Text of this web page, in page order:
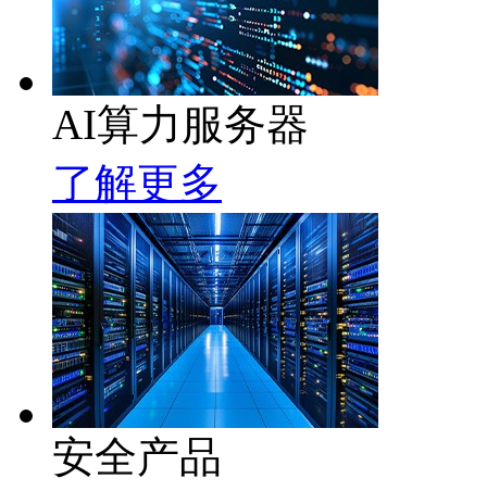
AI算力服务器
了解更多
安全产品